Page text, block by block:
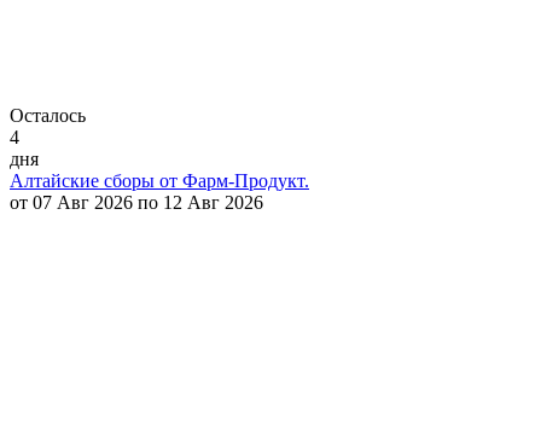
Осталось
4
дня
Алтайские сборы от Фарм-Продукт.
от 07 Авг 2026 по 12 Авг 2026